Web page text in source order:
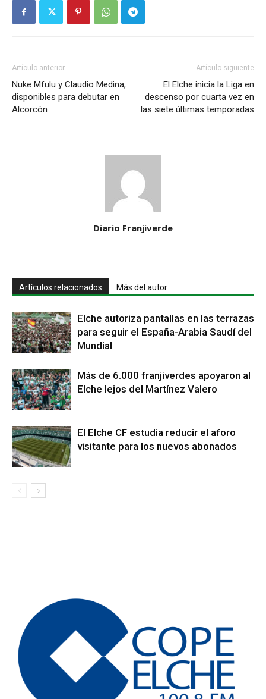
Artículo anterior
Nuke Mfulu y Claudio Medina,
disponibles para debutar en
Alcorcón
Artículo siguiente
El Elche inicia la Liga en
descenso por cuarta vez en
las siete últimas temporadas
Diario Franjiverde
Artículos relacionados Más del autor
Elche autoriza pantallas en las terrazas
para seguir el España-Arabia Saudí del
Mundial
Más de 6.000 franjiverdes apoyaron al
Elche lejos del Martínez Valero
El Elche CF estudia reducir el aforo
visitante para los nuevos abonados